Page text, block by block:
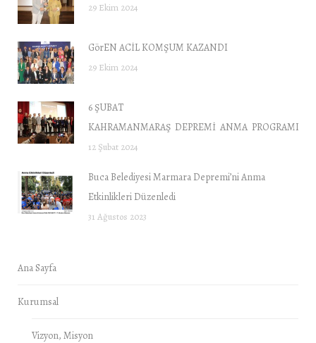
29 Ekim 2024
GörEN ACİL KOMŞUM KAZANDI
29 Ekim 2024
6 ŞUBAT
KAHRAMANMARAŞ DEPREMİ ANMA PROGRAMI
12 Şubat 2024
Buca Belediyesi Marmara Depremi’ni Anma
Etkinlikleri Düzenledi
31 Ağustos 2023
Ana Sayfa
Kurumsal
Vizyon, Misyon